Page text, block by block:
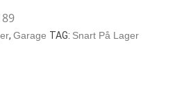
, Garage TAG: Snart På Lager